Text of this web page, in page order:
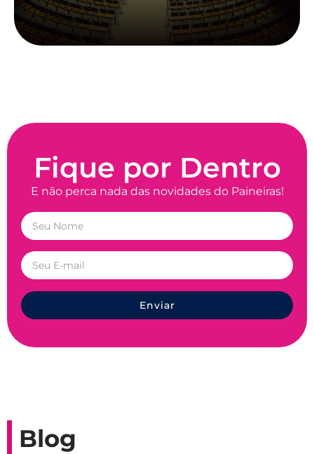
Fique por Dentro
E não perca nada das novidades do Paineiras!
Enviar
Blog